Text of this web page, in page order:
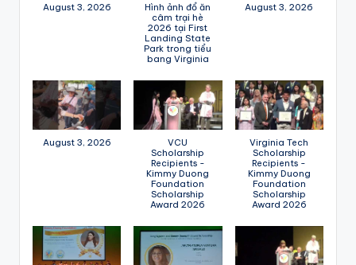
August 3, 2026
Hình ảnh đổ ăn
câm trại hè
2026 tại First
Landing State
Park trong tiểu
bang Virginia
August 3, 2026
August 3, 2026
VCU
Scholarship
Recipients -
Kimmy Duong
Foundation
Scholarship
Award 2026
Virginia Tech
Scholarship
Recipients -
Kimmy Duong
Foundation
Scholarship
Award 2026